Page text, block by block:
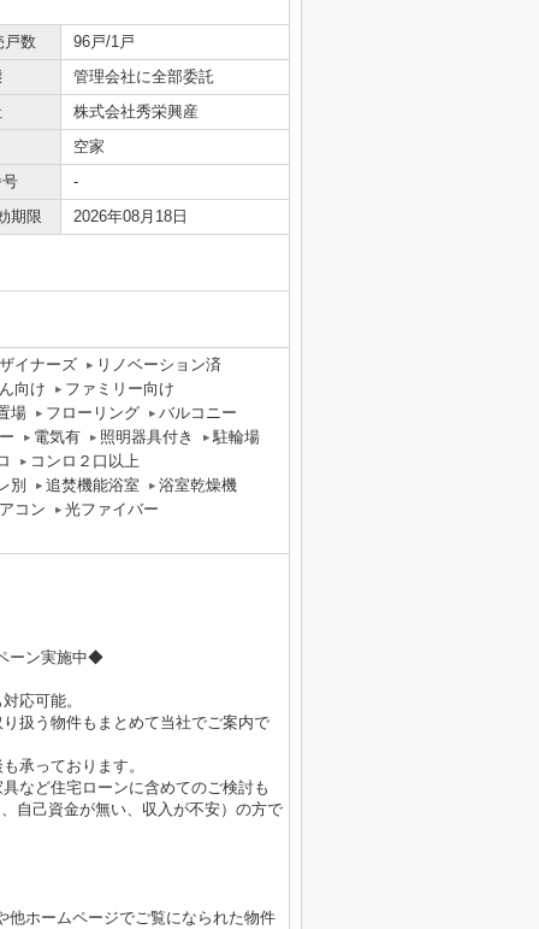
戸数
96戸/1戸
管理会社に全部委託
株式会社秀栄興産
空家
-
期限
2026年08月18日
イナーズ
リノベーション済
向け
ファミリー向け
場
フローリング
バルコニー
電気有 照明器具付き
駐輪場
コンロ２口以上
別
追焚機能浴室
浴室乾燥機
コン
光ファイバー
ーン実施中◆
応可能。
扱う物件もまとめて当社でご案内で
承っております。
など住宅ローンに含めてのご検討も
自己資金が無い、収入が不安）の方で
他ホームページでご覧になられた物件